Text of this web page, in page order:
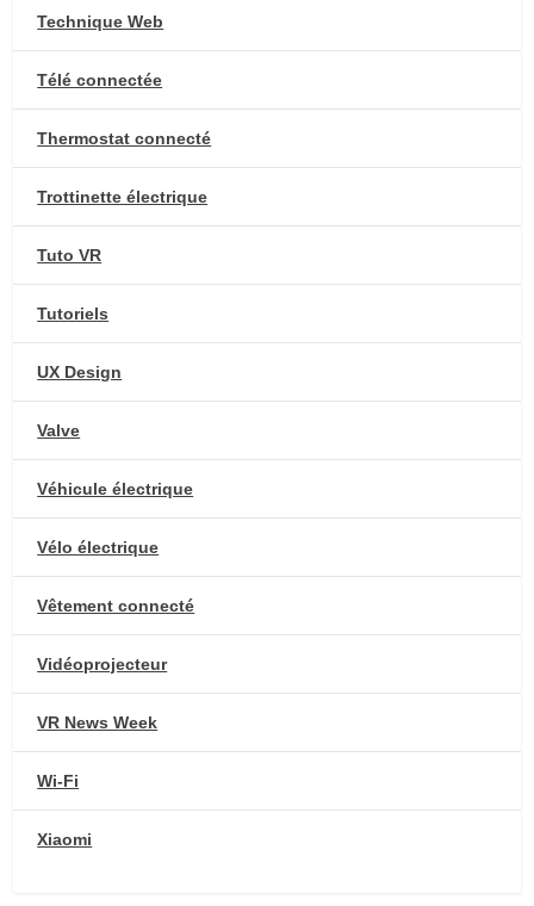
Technique Web
Télé connectée
Thermostat connecté
Trottinette électrique
Tuto VR
Tutoriels
UX Design
Valve
Véhicule électrique
Vélo électrique
Vêtement connecté
Vidéoprojecteur
VR News Week
Wi-Fi
Xiaomi